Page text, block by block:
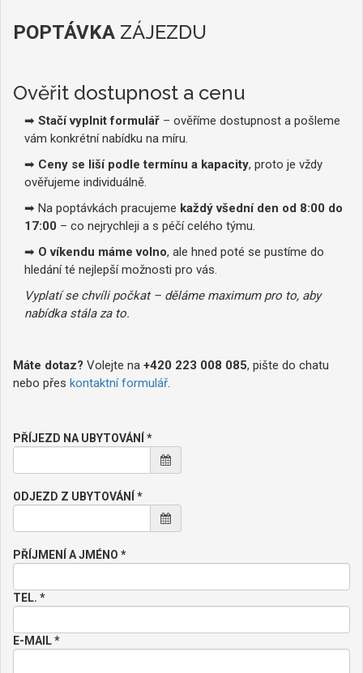
POPTÁVKA ZÁJEZDU
Ověřit dostupnost a cenu
➡ Stačí vyplnit formulář – ověříme dostupnost a pošleme
vám konkrétní nabídku na míru.
➡ Ceny se liší podle termínu a kapacity, proto je vždy
ověřujeme individuálně.
➡ Na poptávkách pracujeme každý všední den od 8:00 do
17:00 – co nejrychleji a s péčí celého týmu.
➡ O víkendu máme volno, ale hned poté se pustíme do
hledání té nejlepší možnosti pro vás.
Vyplatí se chvíli počkat – děláme maximum pro to, aby
nabídka stála za to.
Máte dotaz? Volejte na +420 223 008 085, pište do chatu
nebo přes kontaktní formulář.
PŘÍJEZD NA UBYTOVÁNÍ *
ODJEZD Z UBYTOVÁNÍ *
PŘÍJMENÍ A JMÉNO *
TEL. *
E-MAIL *